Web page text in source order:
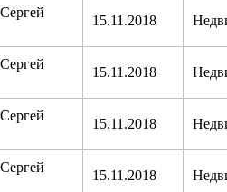
15.11.2018
15.11.2018
15.11.2018
15.11.2018